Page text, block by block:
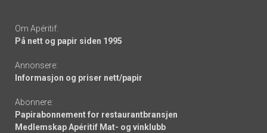
Om Apéritif:
På nett og papir siden 1995
Annonsere:
Informasjon og priser nett/papir
Abonnere:
Papirabonnement for restaurantbransjen
Medlemskap Apéritif Mat- og vinklubb